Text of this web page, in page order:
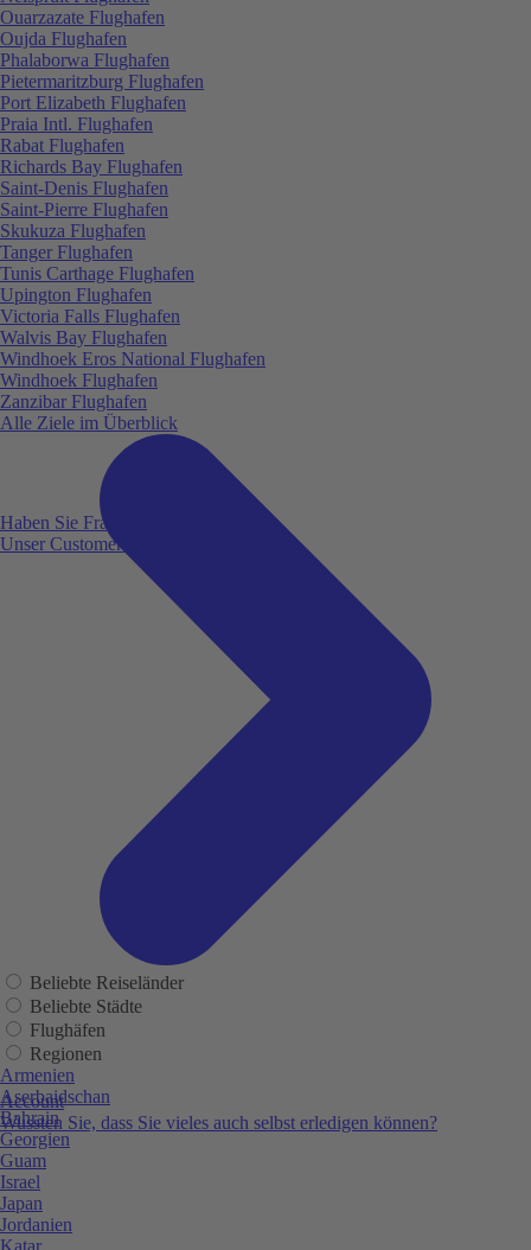
Haben Sie Fragen?
Unser Customer Service ist für Sie da!
Account
Wussten Sie, dass Sie vieles auch selbst erledigen können?
Ouarzazate Flughafen
Oujda Flughafen
Phalaborwa Flughafen
Pietermaritzburg Flughafen
Port Elizabeth Flughafen
Praia Intl. Flughafen
Rabat Flughafen
Richards Bay Flughafen
Saint-Denis Flughafen
Saint-Pierre Flughafen
Skukuza Flughafen
Tanger Flughafen
Tunis Carthage Flughafen
Upington Flughafen
Victoria Falls Flughafen
Walvis Bay Flughafen
Windhoek Eros National Flughafen
Windhoek Flughafen
Zanzibar Flughafen
Alle Ziele im Überblick
Beliebte Reiseländer
Beliebte Städte
Flughäfen
Regionen
Armenien
Aserbaidschan
Bahrain
Georgien
Guam
Israel
Japan
Jordanien
Katar